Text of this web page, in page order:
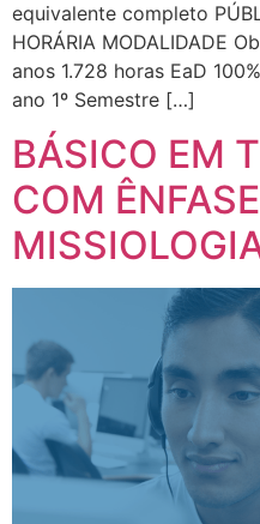
equivalente completo
HORÁRIA MODALIDADE
anos 1.728 horas EaD
ano 1º Semestre […]
BÁSICO EM
COM